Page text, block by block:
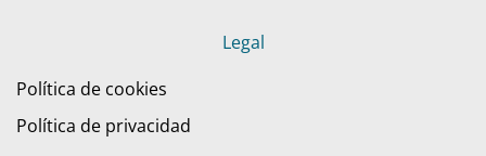
Legal
Política de cookies
Política de privacidad